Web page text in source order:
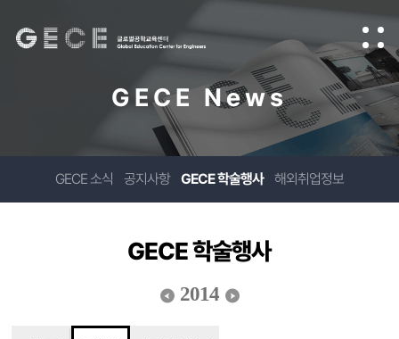
GECE News
GECE 소식 공지사항 GECE 학술행사 해외취업정보
GECE 학술행사
2014